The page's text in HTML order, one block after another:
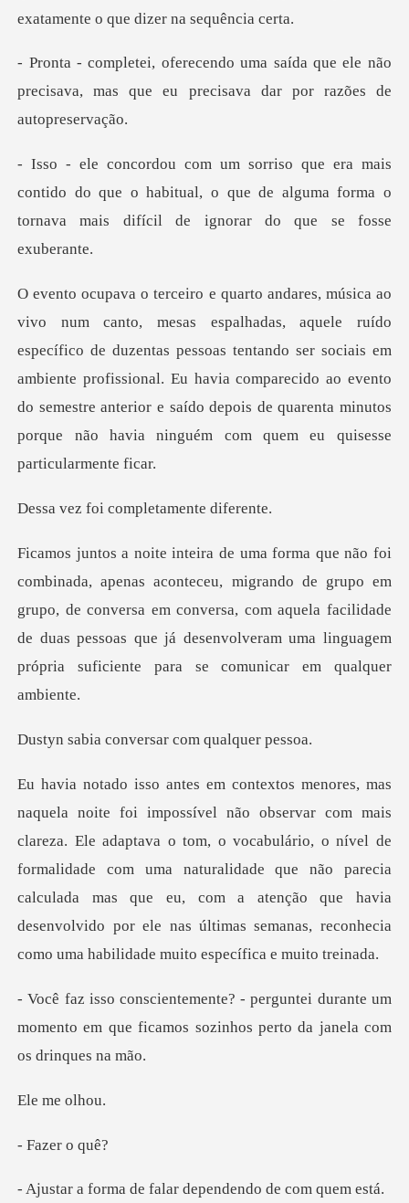
da que ele não
precisava, mas que eu pre
ntido do que o habitual, o que de alguma forma o
torn
o de duzentas pessoas tentando ser sociais em
ambiente profissional. Eu havia comparecido ao evento
do semestre
i completame
ando de grupo em
grupo, de conversa em conversa, com aquela facilidade
de duas pessoas qu
onversar com q
ptava o tom, o vocabulário, o nível de
formalidade com uma naturalidade que não parecia
calculada mas que eu, com a aten
ei durante um
momento em que ficamos sozin
me o
zer
de falar dependend